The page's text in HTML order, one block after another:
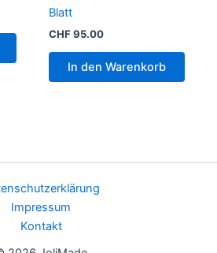
Blatt
CHF95.00
In den Warenkorb
Impressum
Kontakt